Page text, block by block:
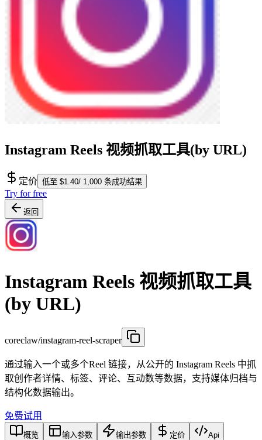
Instagram Reels 视频抓取工具(by URL)
定价 低至 $1.40/ 1,000 条成功结果
Try for free
返回
Instagram Reels 视频抓取工具
(by URL)
coreclaw/instagram-reel-scraper
通过输入一个或多个Reel 链接，从公开的 Instagram Reels 中抓
取创作者详情、标签、评论、互动数等数据，支持媒体归档与
结构化数据输出。
免费试用
概览 输入参数 输出参数 定价 Api